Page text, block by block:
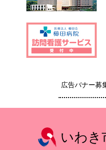
広告バナー募
いわき